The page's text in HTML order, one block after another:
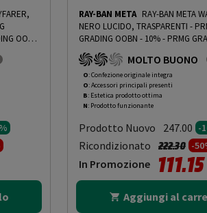
OOBN
da
RAY-BAN META RAY-BAN META
NERO LUCIDO, TRASPARENTI -
GRADING OOBN - 10%- PRMG
- 10%
MOLTO BUONO
O: Confezione originale integra
O: Accessori principali presenti
B: Estetica prodotto ottima
N: Prodotto funzionante
Prodotto Nuovo 247.00 -
Ricondizionato Prezzo
222.30a-
In Promozione 111.15
Aggiungi al